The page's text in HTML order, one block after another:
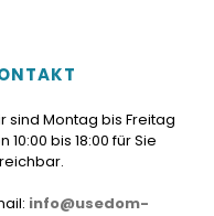
sind Montag bis Freitag
10:00 bis 18:00 für Sie
info@usedom-